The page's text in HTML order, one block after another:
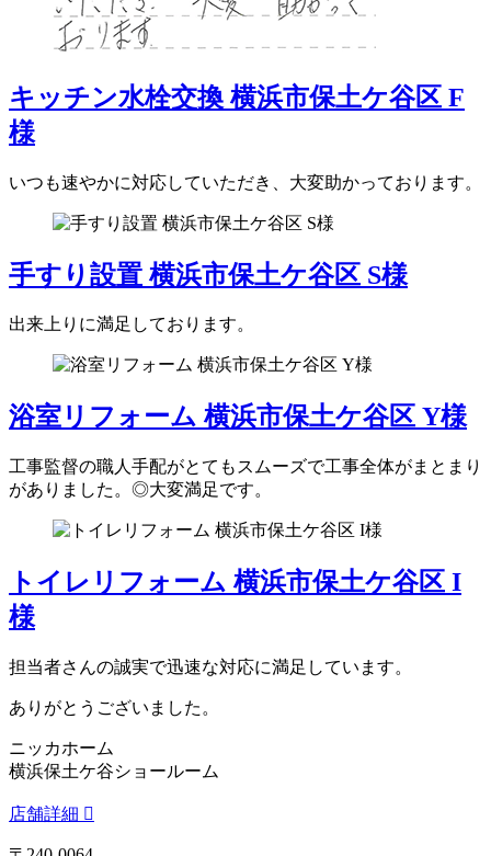
キッチン水栓交換 横浜市保土ケ谷区 F
様
いつも速やかに対応していただき、大変助かっております。
手すり設置 横浜市保土ケ谷区 S様
出来上りに満足しております。
浴室リフォーム 横浜市保土ケ谷区 Y様
工事監督の職人手配がとてもスムーズで工事全体がまとまり
がありました。◎大変満足です。
トイレリフォーム 横浜市保土ケ谷区 I
様
担当者さんの誠実で迅速な対応に満足しています。
ありがとうございました。
ニッカホーム
横浜保土ケ谷ショールーム
店舗詳細